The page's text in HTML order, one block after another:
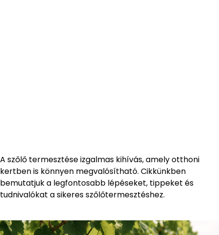
A szőlő termesztése izgalmas kihívás, amely otthoni
kertben is könnyen megvalósítható. Cikkünkben
bemutatjuk a legfontosabb lépéseket, tippeket és
tudnivalókat a sikeres szőlőtermesztéshez.